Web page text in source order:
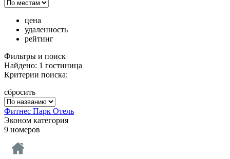
цена
удаленность
рейтинг
Фильтры и поиск
Найдено: 1 гостиница
Критерии поиска:
сбросить
Фитнес Парк Отель
Эконом категория
9 номеров